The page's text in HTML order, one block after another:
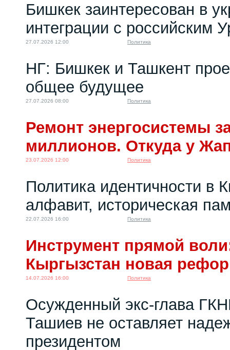
Бишкек заинтересован в
интеграции с российским
27.07.2026 12:00 Политика
НГ: Бишкек и Ташкент
общее будущее
27.07.2026 08:00 Политика
Ремонт энергосистемы
миллионов. Откуда у
23.07.2026 12:00 Политика
Политика идентичности в
алфавит, историческая
22.07.2026 16:00 Политика
Инструмент прямой
Кыргызстан новая
14.07.2026 16:00 Политика
Осужденный экс-глава
Ташиев не оставляет
президентом